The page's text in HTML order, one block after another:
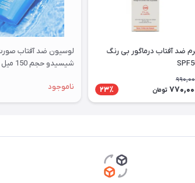
ضد آفتاب درماگور بی رنگ
تومان 23٪
لوسیون ضد آفتاب
شیسیدو حجم 150 میل
ناموجود